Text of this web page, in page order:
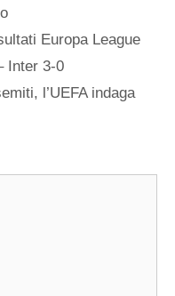
Europa League
Inter 3-0
l’UEFA indaga